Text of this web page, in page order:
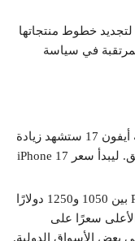
خطوط منتجاتها
في سياسة
تشير أحدث التسريبات إلى أن أسعار سلسلة أيفون 17 ستشهد زيادة
تقارب 50 دولارًا أمريكيًا مقارنة بالجيل السابق. ليبدأ سعر iPhone 17
Pro وPro Max بين 1050 و1250 دولارًا
سعرًا على
بعض الأسواق الدولية.